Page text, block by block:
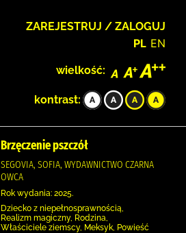
ZAREJESTRUJ / ZALOGUJ
PL EN
wielkość:
kontrast:
Brzęczenie pszczół
SEGOVIA, SOFIA, WYDAWNICTWO CZARNA
OWCA
Rok wydania: 2025.
Dziecko z niepełnosprawnością,
Realizm magiczny, Rodzina,
Właściciele ziemscy, Meksyk, Powieść